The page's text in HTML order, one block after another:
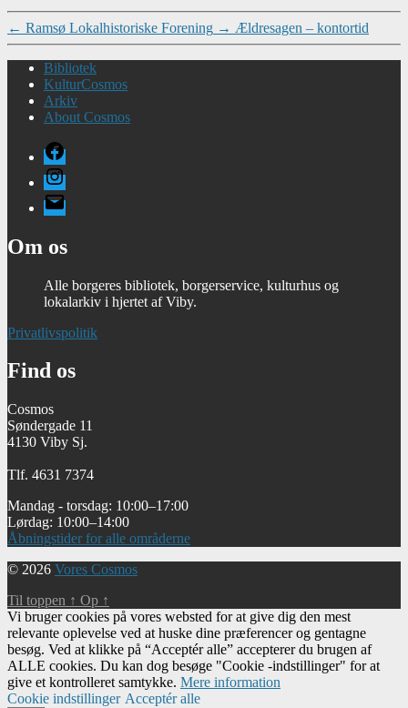
← Ramsø Lokalhistoriske Forening → Ældresagen – kontortid
Bibliotek
KulturCosmos
Arkiv
About Cosmos
Facebook
Instagram
E-
mail
Om os
Alle borgeres bibliotek, borgerservice, kulturhus og
lokalarkiv i hjertet af Viby.
Privatlivspolitik
Find os
Cosmos
Søndergade 11
4130 Viby Sj.
Tlf. 4631 7374
Mandag - torsdag: 10:00–17:00
Lørdag: 10:00–14:00
Åbningstider for alle områderne
© 2026 Vores Cosmos
Til toppen ↑ Op ↑
Vi bruger cookies på vores websted for at give dig den mest
relevante oplevelse ved at huske dine præferencer og gentagne
besøg. Ved at klikke på “Acceptér alle” accepterer du brugen af ​​
ALLE cookies. Du kan dog besøge "Cookie -indstillinger" for at
give et kontrolleret samtykke. Mere information
Cookie indstillinger Acceptér alle